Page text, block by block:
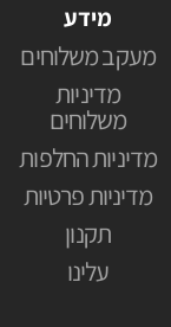
מידע
מעקב משלוחים
מדיניות
משלוחים
מדיניות החלפות
מדיניות פרטיות
תקנון
עלינו